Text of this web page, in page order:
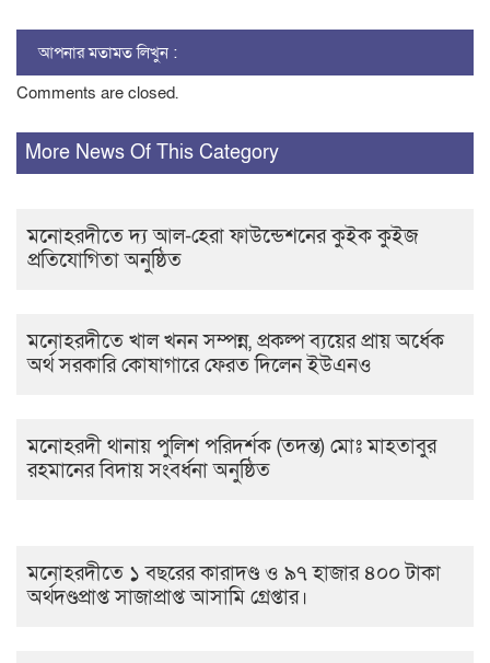
আপনার মতামত লিখুন :
Comments are closed.
More News Of This Category
মনোহরদীতে দ্য আল-হেরা ফাউন্ডেশনের কুইক কুইজ
প্রতিযোগিতা অনুষ্ঠিত
মনোহরদীতে খাল খনন সম্পন্ন, প্রকল্প ব্যয়ের প্রায় অর্ধেক
অর্থ সরকারি কোষাগারে ফেরত দিলেন ইউএনও
মনোহরদী থানায় পুলিশ পরিদর্শক (তদন্ত) মোঃ মাহতাবুর
রহমানের বিদায় সংবর্ধনা অনুষ্ঠিত
মনোহরদীতে ১ বছরের কারাদণ্ড ও ৯৭ হাজার ৪০০ টাকা
অর্থদণ্ডপ্রাপ্ত সাজাপ্রাপ্ত আসামি গ্রেপ্তার।